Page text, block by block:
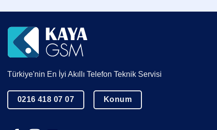
Türkiye'nin En İyi Akıllı Telefon Teknik Servisi
0216 418 07 07 Konum